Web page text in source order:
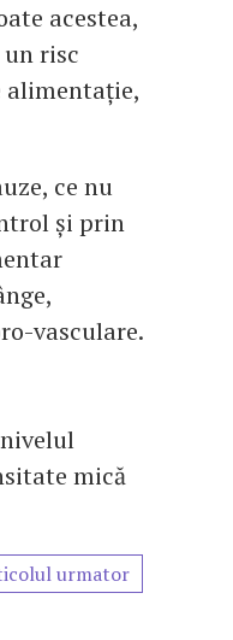
acestea,
risc
alimentație,
ce nu
și prin
vasculare.
mică
urmator